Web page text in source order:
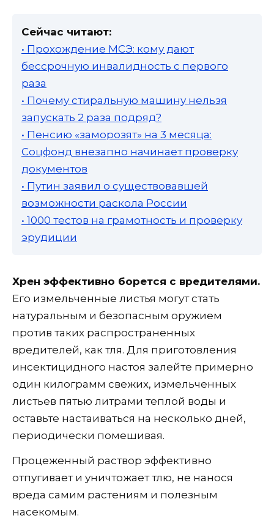
Сейчас читают:
• Прохождение МСЭ: кому дают
бессрочную инвалидность с первого
раза
• Почему стиральную машину нельзя
запускать 2 раза подряд?
• Пенсию «заморозят» на 3 месяца:
Соцфонд внезапно начинает проверку
документов
• Путин заявил о существовавшей
возможности раскола России
• 1000 тестов на грамотность и проверку
эрудиции
Хрен эффективно борется с вредителями.
Его измельченные листья могут стать
натуральным и безопасным оружием
против таких распространенных
вредителей, как тля. Для приготовления
инсектицидного настоя залейте примерно
один килограмм свежих, измельченных
листьев пятью литрами теплой воды и
оставьте настаиваться на несколько дней,
периодически помешивая.
Процеженный раствор эффективно
отпугивает и уничтожает тлю, не нанося
вреда самим растениям и полезным
насекомым.